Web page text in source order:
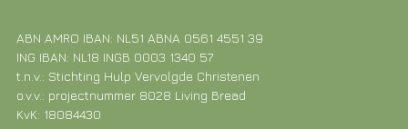
ABN AMRO IBAN: NL51 ABNA 0561 4551 39
ING IBAN: NL18 INGB 0003 1340 57
t.n.v.: Stichting Hulp Vervolgde Christenen
o.v.v.: projectnummer 8028 Living Bread
KvK: 18084430